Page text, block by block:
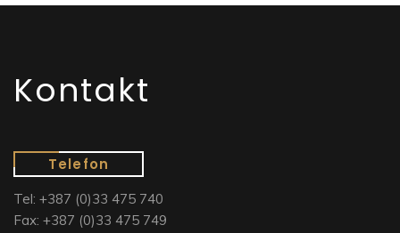
Kontakt
Telefon
Tel: +387 (0)33 475 740
Fax: +387 (0)33 475 749